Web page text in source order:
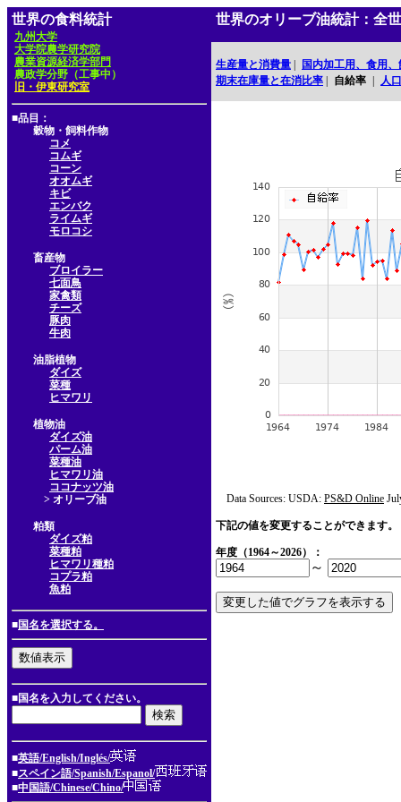
世界の食料統計
九州大学
大学院農学研究院
農業資源経済学部門
農政学分野（工事中）
旧・伊東研究室
■品目：
穀物・飼料作物
コメ
コムギ
コーン
オオムギ
キビ
エンバク
ライムギ
モロコシ
畜産物
ブロイラー
七面鳥
家禽類
チーズ
豚肉
牛肉
油脂植物
ダイズ
菜種
ヒマワリ
植物油
ダイズ油
パーム油
菜種油
ヒマワリ油
ココナッツ油
> オリーブ油
粕類
ダイズ粕
菜種粕
ヒマワリ種粕
コプラ粕
魚粕
■国名を選択する。
■国名を入力してください。
■英語/English/Inglés/
■スペイン語/Spanish/Espanol/
■中国語/Chinese/Chino/
世界のオリーブ油統計：全
生産量と消費量
国内加工用、食用
期末在庫量と在消比率
自給率 人口
Data Sources: USDA: PS&D Online
下記の値を変更することができます。
年度（1964～2026）：
～